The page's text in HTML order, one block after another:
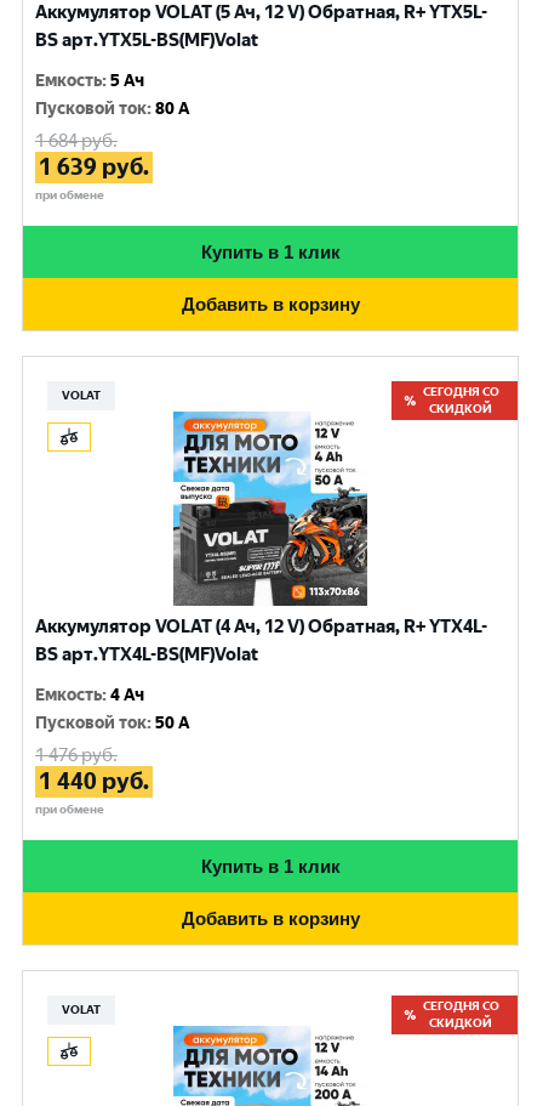
Аккумулятор VOLAT (5 Ач, 12 V) Обратная, R+ YTX5L-
BS арт.YTX5L-BS(MF)Volat
Емкость:5 Ач
Пусковой ток:80 A
1 684руб.
1 639 руб.
при обмене
Купить в 1 клик
Добавить в корзину
VOLAT
СЕГОДНЯ СО
СКИДКОЙ
Аккумулятор VOLAT (4 Ач, 12 V) Обратная, R+ YTX4L-
BS арт.YTX4L-BS(MF)Volat
Емкость:4 Ач
Пусковой ток:50 A
1 476руб.
1 440 руб.
при обмене
Купить в 1 клик
Добавить в корзину
VOLAT
СЕГОДНЯ СО
СКИДКОЙ